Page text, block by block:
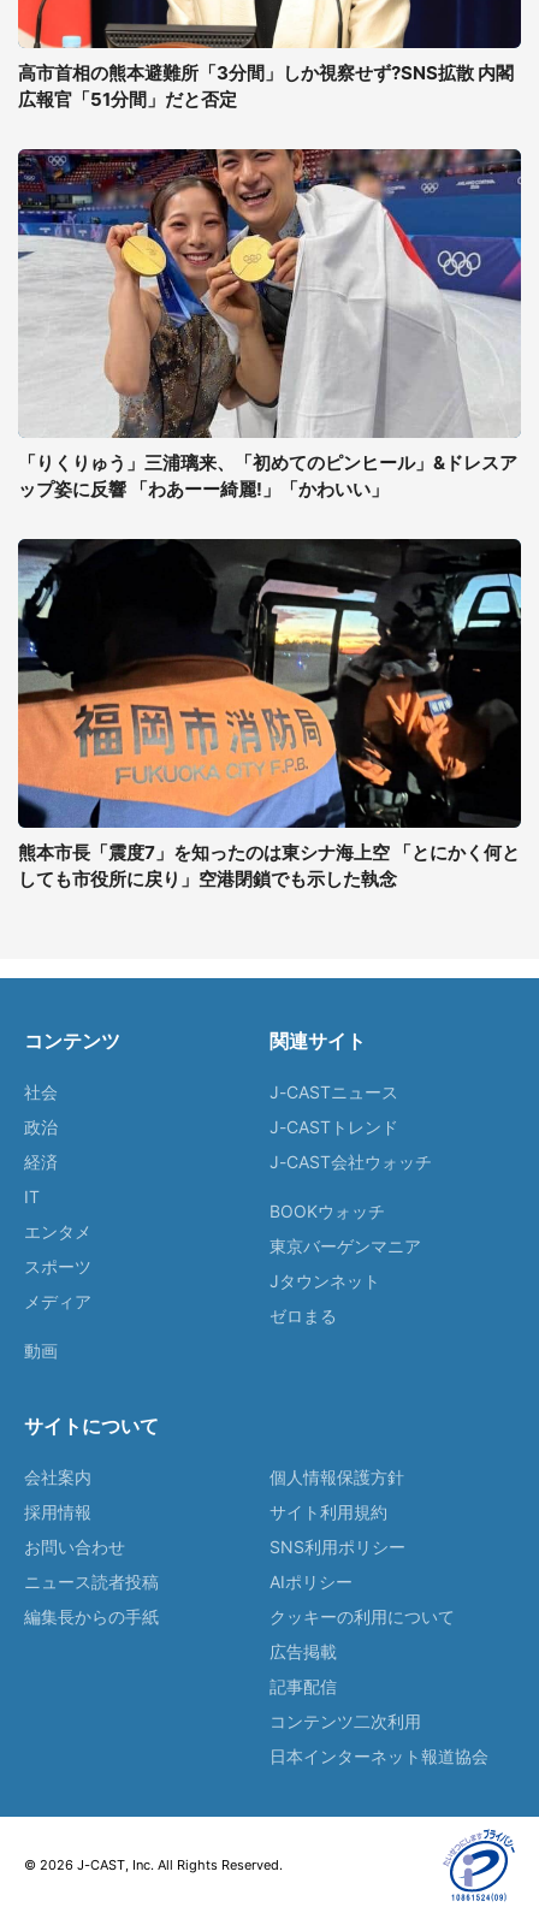
高市首相の熊本避難所「3分間」しか視察せず?SNS拡散 内閣
広報官「51分間」だと否定
「りくりゅう」三浦璃来、「初めてのピンヒール」&ドレスア
ップ姿に反響 「わあーー綺麗!」「かわいい」
熊本市長「震度7」を知ったのは東シナ海上空 「とにかく何と
しても市役所に戻り」空港閉鎖でも示した執念
コンテンツ
社会
政治
経済
IT
エンタメ
スポーツ
メディア
動画
関連サイト
J-CASTニュース
J-CASTトレンド
J-CAST会社ウォッチ
BOOKウォッチ
東京バーゲンマニア
Jタウンネット
ゼロまる
サイトについて
会社案内
採用情報
お問い合わせ
ニュース読者投稿
編集長からの手紙
個人情報保護方針
サイト利用規約
SNS利用ポリシー
AIポリシー
クッキーの利用について
広告掲載
記事配信
コンテンツ二次利用
日本インターネット報道協会
© 2026 J-CAST, Inc. All Rights Reserved.